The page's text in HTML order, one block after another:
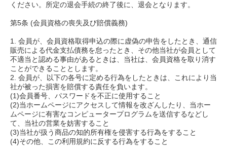
ください。所定の退会手続の終了後に、退会となります。
第5条 (会員資格の喪失及び賠償義務)
1. 会員が、会員資格取得申込の際に虚偽の申告をしたとき、通信
販売による代金支払債務を怠ったとき、その他当社が会員として
不適当と認める事由があるときは、当社は、会員資格を取り消す
ことができることとします。
2. 会員が、以下の各号に定める行為をしたときは、これにより当
社が被った損害を賠償する責任を負います。
(1)会員番号、パスワードを不正に使用すること
(2)当ホームページにアクセスして情報を改ざんしたり、当ホー
ムページに有害なコンピュータープログラムを送信するなどし
て、当社の営業を妨害すること
(3)当社が扱う商品の知的所有権を侵害する行為をすること
(4)その他、この利用規約に反する行為をすること